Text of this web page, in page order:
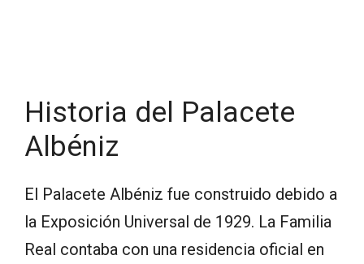
Historia del Palacete
Albéniz
El Palacete Albéniz fue construido debido a
la Exposición Universal de 1929. La Familia
Real contaba con una residencia oficial en